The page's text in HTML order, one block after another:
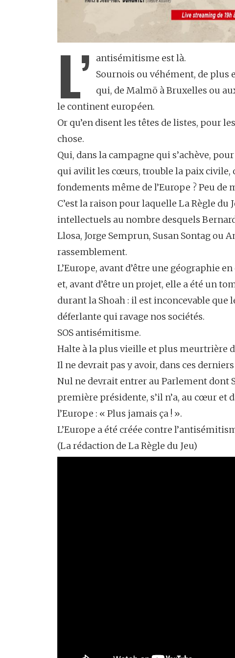
L’
antisémitisme est là.
Sournois ou véhément, de plus
qui, de Malmö à Bruxelles ou
le continent européen.
Or qu’en disent les têtes de listes, pour
chose.
Qui, dans la campagne qui s’achève,
qui avilit les cœurs, trouble la paix civile,
fondements même de l’Europe ? Peu de
C’est la raison pour laquelle La Règle du
intellectuels au nombre desquels
Llosa, Jorge Semprun, Susan Sontag ou
rassemblement.
L’Europe, avant d’être une géographie
et, avant d’être un projet, elle a été un
durant la Shoah : il est inconcevable que
déferlante qui ravage nos sociétés.
SOS antisémitisme.
Halte à la plus vieille et plus meurtrière
Il ne devrait pas y avoir, dans ces
Nul ne devrait entrer au Parlement dont
première présidente, s’il n’a, au cœur et
l’Europe : « Plus jamais ça ! ».
L’Europe a été créée contre
(La rédaction de La Règle du Jeu)